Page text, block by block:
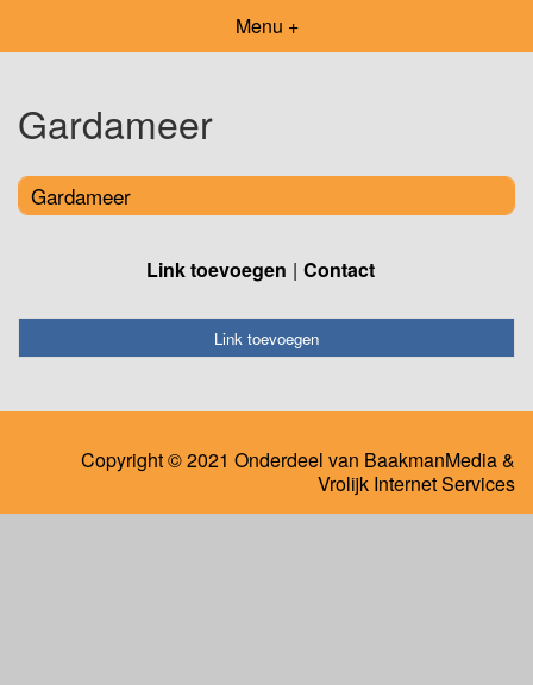
Menu +
Gardameer
Gardameer
Link toevoegen Contact
Link toevoegen
Copyright © 2021 Onderdeel van BaakmanMedia&
Vrolijk Internet Services